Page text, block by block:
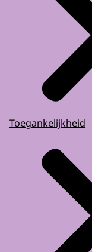
Toegankelijkheid